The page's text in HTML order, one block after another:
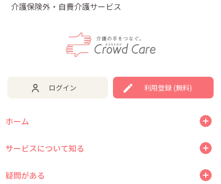
介護保険外・自費介護サービス
ログイン 利用登録 (無料)
ホーム
サービスについて知る
疑問がある